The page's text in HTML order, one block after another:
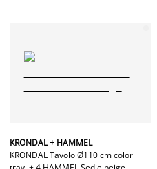
KRONDAL + HAMMEL
KRONDAL Tavolo Ø110 cm color